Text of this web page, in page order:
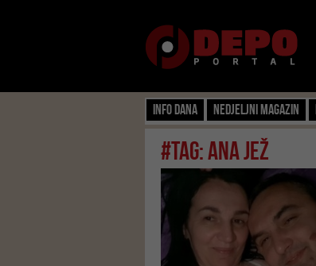
Info dana Nedjeljni magazin
#tag: Ana Jež